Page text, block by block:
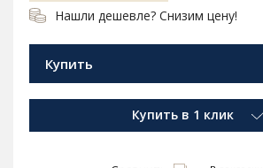
Нашли дешевле? Снизим цену!
Купить
Купить в 1 клик